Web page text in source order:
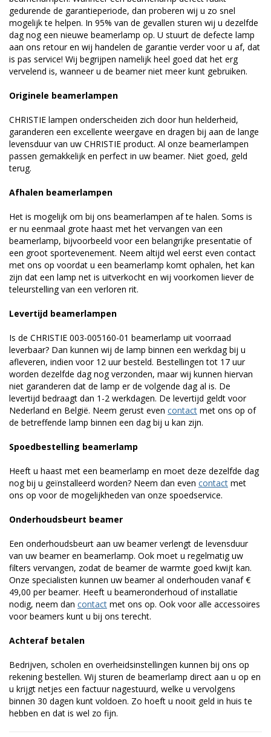
gedurende de garantieperiode, dan proberen wij u zo snel
mogelijk te helpen. In 95% van de gevallen sturen wij u dezelfde
dag nog een nieuwe beamerlamp op. U stuurt de defecte lamp
aan ons retour en wij handelen de garantie verder voor u af, dat
is pas service! Wij begrijpen namelijk heel goed dat het erg
vervelend is, wanneer u de beamer niet meer kunt gebruiken.
Originele beamerlampen
CHRISTIE lampen onderscheiden zich door hun helderheid,
garanderen een excellente weergave en dragen bij aan de lange
levensduur van uw CHRISTIE product. Al onze beamerlampen
passen gemakkelijk en perfect in uw beamer. Niet goed, geld
terug.
Afhalen beamerlampen
Het is mogelijk om bij ons beamerlampen af te halen. Soms is
er nu eenmaal grote haast met het vervangen van een
beamerlamp, bijvoorbeeld voor een belangrijke presentatie of
een groot sportevenement. Neem altijd wel eerst even contact
met ons op voordat u een beamerlamp komt ophalen, het kan
zijn dat een lamp net is uitverkocht en wij voorkomen liever de
teleurstelling van een verloren rit.
Levertijd beamerlampen
Is de CHRISTIE 003-005160-01 beamerlamp uit voorraad
leverbaar? Dan kunnen wij de lamp binnen een werkdag bij u
afleveren, indien voor 12 uur besteld. Bestellingen tot 17 uur
worden dezelfde dag nog verzonden, maar wij kunnen hiervan
niet garanderen dat de lamp er de volgende dag al is. De
levertijd bedraagt dan 1-2 werkdagen. De levertijd geldt voor
Nederland en België. Neem gerust even contact met ons op of
de betreffende lamp binnen een dag bij u kan zijn.
Spoedbestelling beamerlamp
Heeft u haast met een beamerlamp en moet deze dezelfde dag
nog bij u geïnstalleerd worden? Neem dan even contact met
ons op voor de mogelijkheden van onze spoedservice.
Onderhoudsbeurt beamer
Een onderhoudsbeurt aan uw beamer verlengt de levensduur
van uw beamer en beamerlamp. Ook moet u regelmatig uw
filters vervangen, zodat de beamer de warmte goed kwijt kan.
Onze specialisten kunnen uw beamer al onderhouden vanaf €
49,00 per beamer. Heeft u beameronderhoud of installatie
nodig, neem dan contact met ons op. Ook voor alle accessoires
voor beamers kunt u bij ons terecht.
Achteraf betalen
Bedrijven, scholen en overheidsinstellingen kunnen bij ons op
rekening bestellen. Wij sturen de beamerlamp direct aan u op en
u krijgt netjes een factuur nagestuurd, welke u vervolgens
binnen 30 dagen kunt voldoen. Zo hoeft u nooit geld in huis te
hebben en dat is wel zo fijn.